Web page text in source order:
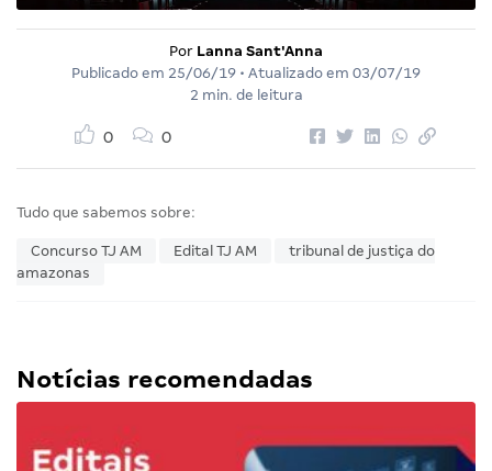
Por Lanna Sant'Anna
Publicado em 25/06/19 • Atualizado em 03/07/19
2 min. de leitura
0 0
Tudo que sabemos sobre:
Concurso TJ AM Edital TJ AM
tribunal de justiça do
amazonas
Notícias recomendadas